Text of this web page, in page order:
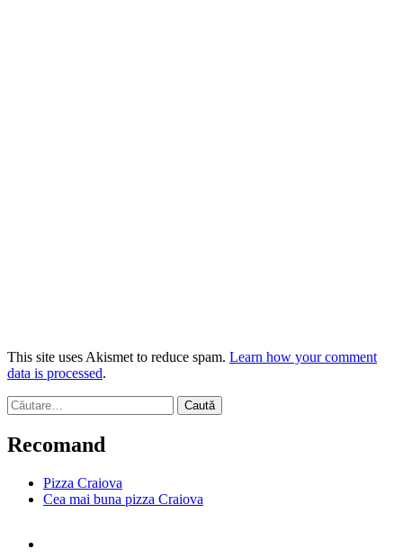
This site uses Akismet to reduce spam. Learn how your comment
data is processed.
Caută
după:
Recomand
Pizza Craiova
Cea mai buna pizza Craiova